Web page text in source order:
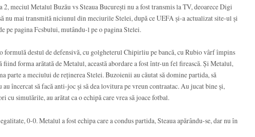
2, meciul Metalul Buzău vs Steaua București nu a fost transmis la TV, deoarece Digi
nu mai transmită niciunul din meciurile Stelei, după ce UEFA și-a actualizat site-ul și
pe pagina Fcsbului, mutându-l pe o pagina Stelei.
formulă destul de defensivă, cu golgheterul Chipirliu pe bancă, cu Rubio vârf împins
fiind forma arătată de Metalul, această abordare a fost într-un fel firească. Și Metalul,
parte a meciului de reținerea Stelei. Buzoienii au căutat să domine partida, să
au încercat să facă anti-joc și să dea lovitura pe vreun contraatac. Au jucat bine și,
cu simulările, au arătat ca o echipă care vrea să joace fotbal.
0-0. Metalul a fost echipa care a condus partida, Steaua apărându-se, dar nu în